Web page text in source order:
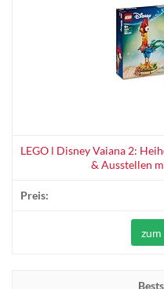
LEGO ǀ Disney Vaiana 2:
& Ausstellen
zum